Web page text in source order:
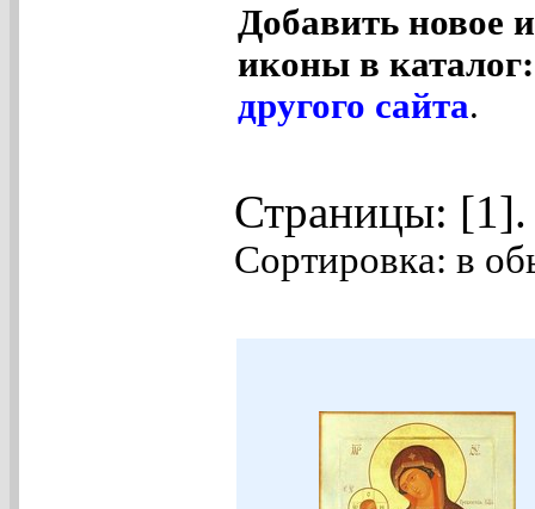
Добавить новое
иконы в
другого сайта.
Страницы:
Сортировка: в